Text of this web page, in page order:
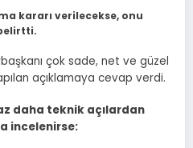
kararı verilecekse, onu
çok sade, net ve güzel
açıklamaya cevap verdi.
daha teknik açılardan
incelenirse: